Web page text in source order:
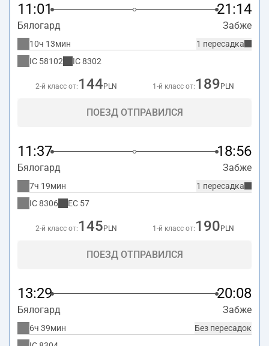
11:01 21:14
Бялогард Забже
1 пересадка
10ч 13мин
IC 58102 IC8302
2-й класс от: 144 PLN 1-й класс от: 189 PLN
ПОЕЗД ОТПРАВИЛСЯ
11:37 18:56
Бялогард Забже
1 пересадка
7ч 19мин
IC8306 EC 57
2-й класс от: 145 PLN 1-й класс от: 190 PLN
ПОЕЗД ОТПРАВИЛСЯ
13:29 20:08
Бялогард Забже
Без пересадок
6ч 39мин